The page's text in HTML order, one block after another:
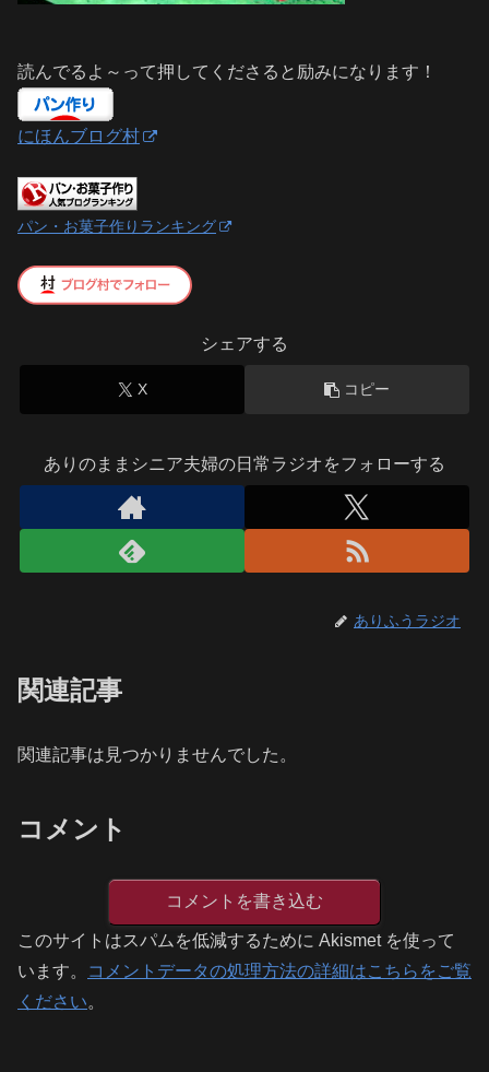
読んでるよ～って押してくださると励みになります！
にほんブログ村
パン・お菓子作りランキング
シェアする
X コピー
ありのままシニア夫婦の日常ラジオをフォローする
ありふうラジオ
関連記事
関連記事は見つかりませんでした。
コメント
コメントを書き込む
このサイトはスパムを低減するために Akismet を使って
います。
コメントデータの処理方法の詳細はこちらをご覧
ください。